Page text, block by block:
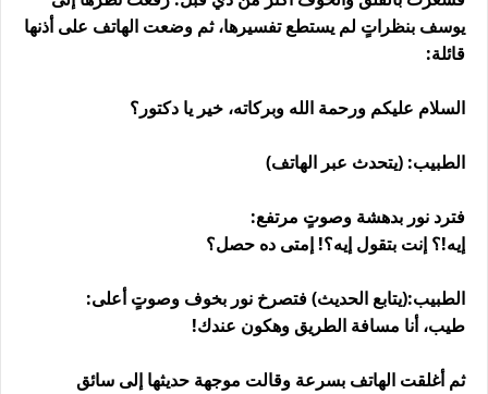
يوسف بنظراتٍ لم يستطع تفسيرها، ثم وضعت الهاتف على أذنها
قائلة:
السلام عليكم ورحمة الله وبركاته، خير يا دكتور؟
الطبيب: (يتحدث عبر الهاتف)
فترد نور بدهشة وصوتٍ مرتفع:
إيه!؟ إنت بتقول إيه؟! إمتى ده حصل؟
الطبيب:(يتابع الحديث) فتصرخ نور بخوف وصوتٍ أعلى:
طيب، أنا مسافة الطريق وهكون عندك!
ثم أغلقت الهاتف بسرعة وقالت موجهة حديثها إلى سائق